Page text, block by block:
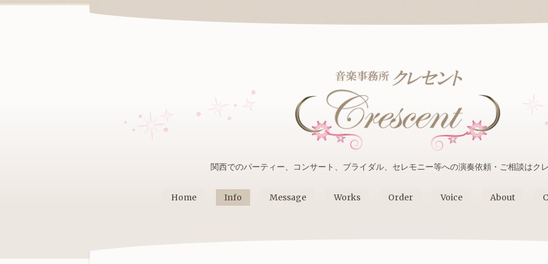
関西でのパーティー、コンサート、ブライダル、セレモニー等への演奏依頼・ご相談はク
Home Info Message Works Order Voice About